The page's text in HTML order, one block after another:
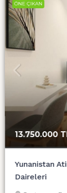
ÖNE ÇIKAN
13.750.000
Yunanistan
Daireleri